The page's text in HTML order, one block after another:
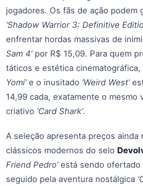
jogadores. Os fãs de ação podem
‘Shadow Warrior 3: Definitive
enfrentar hordas massivas de
Sam 4’por R$ 15,09. Para quem
táticos e estética cinematográfica,
Yomi’e o inusitado ‘Weird West’
14,99 cada, exatamente o mesmo
criativo ‘Card Shark’.
A seleção apresenta preços ainda
clássicos modernos do selo
Friend Pedro’está sendo ofertado
seguido pela aventura nostálgica